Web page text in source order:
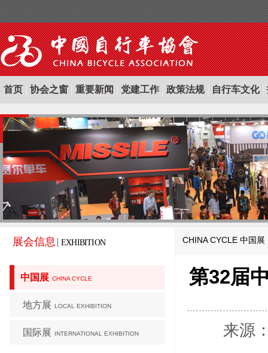
首页 协会之窗 重要新闻 党建工作 政策法规 自行车文化
展会信息 EXHIBITION
中国展 CHINA CYCLE
地方展 LOCAL EXHIBITION
国际展 INTERNATIONAL EXHIBITION
CHINA CYCLE 中国展
第32届
来源